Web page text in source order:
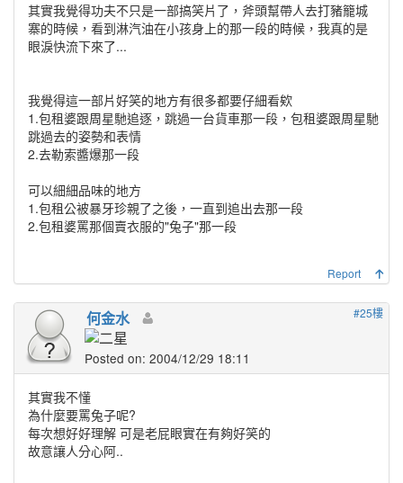
其實我覺得功夫不只是一部搞笑片了，斧頭幫帶人去打豬籠城
寨的時候，看到淋汽油在小孩身上的那一段的時候，我真的是
眼淚快流下來了...
我覺得這一部片好笑的地方有很多都要仔細看欸
1.包租婆跟周星馳追逐，跳過一台貨車那一段，包租婆跟周星馳
跳過去的姿勢和表情
2.去勒索醬爆那一段
可以細細品味的地方
1.包租公被暴牙珍親了之後，一直到追出去那一段
2.包租婆罵那個賣衣服的"兔子"那一段
Report
#25樓
何金水
Posted on: 2004/12/29 18:11
其實我不懂
為什麼要罵兔子呢?
每次想好好理解 可是老屁眼實在有夠好笑的
故意讓人分心阿..